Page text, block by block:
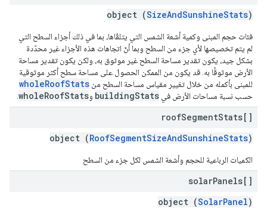
object (SizeAndSunshineStats)
فئات حجم المبنى وكمية أشعة الشمس التي يتلقّاها، بما في ذلك أجزاء السطح التي
لم يتم تخصيصها لأي جزء من السطح وبما أنّ اتجاهات هذه الأجزاء غير محدّدة
بشكل جيد، يكون تقدير مساحة السطح غير موثوق به، ولكن يكون تقدير مساحة
الأرض موثوقًا به. قد يكون من الممكن الحصول على مساحة سطح أكثر موثوقية
للمبنى بأكمله من خلال تغيير مقياس مساحة السطح من wholeRoofStats
حسب نسبة مساحات الأرض في buildingStats وwholeRoofStats
roofSegmentStats[]
object (RoofSegmentSizeAndSunshineStats)
الكميات الرباعية للحجم وأشعة الشمس لكل جزء من السطح
solarPanels[]
object (SolarPanel)